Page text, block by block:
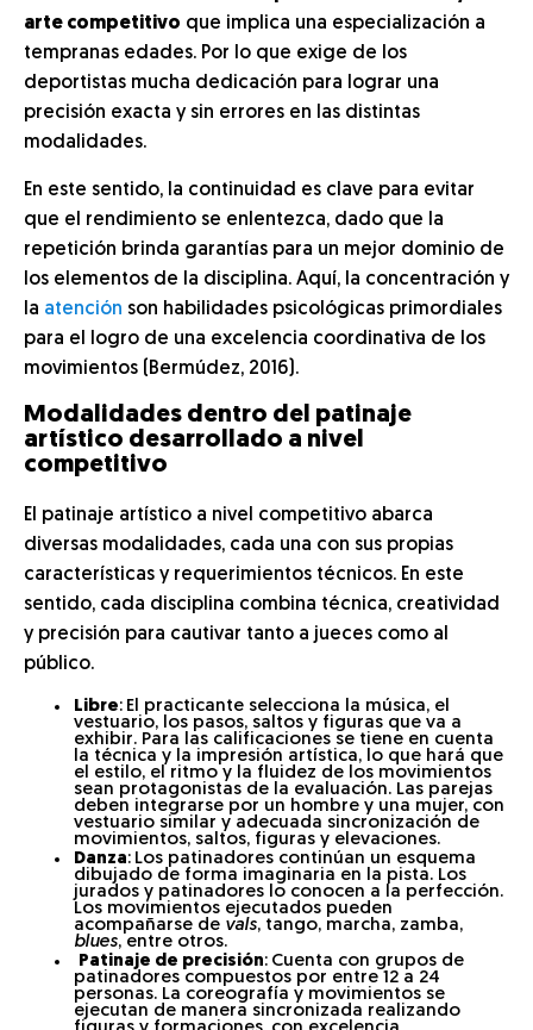
arte competitivo que implica una especialización a
tempranas edades. Por lo que exige de los
deportistas mucha dedicación para lograr una
precisión exacta y sin errores en las distintas
modalidades.
En este sentido, la continuidad es clave para evitar
que el rendimiento se enlentezca, dado que la
repetición brinda garantías para un mejor dominio de
los elementos de la disciplina. Aquí, la concentración y
la atención son habilidades psicológicas primordiales
para el logro de una excelencia coordinativa de los
movimientos (Bermúdez, 2016).
Modalidades dentro del patinaje
artístico desarrollado a nivel
competitivo
El patinaje artístico a nivel competitivo abarca
diversas modalidades, cada una con sus propias
características y requerimientos técnicos. En este
sentido, cada disciplina combina técnica, creatividad
y precisión para cautivar tanto a jueces como al
público.
Libre: El practicante selecciona la música, el
vestuario, los pasos, saltos y figuras que va a
exhibir. Para las calificaciones se tiene en cuenta
la técnica y la impresión artística, lo que hará que
el estilo, el ritmo y la fluidez de los movimientos
sean protagonistas de la evaluación. Las parejas
deben integrarse por un hombre y una mujer, con
vestuario similar y adecuada sincronización de
movimientos, saltos, figuras y elevaciones.
Danza: Los patinadores continúan un esquema
dibujado de forma imaginaria en la pista. Los
jurados y patinadores lo conocen a la perfección.
Los movimientos ejecutados pueden
acompañarse de vals, tango, marcha, zamba,
blues, entre otros.
Patinaje de precisión: Cuenta con grupos de
patinadores compuestos por entre 12 a 24
personas. La coreografía y movimientos se
ejecutan de manera sincronizada realizando